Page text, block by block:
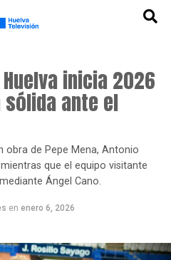
inicia 2026
ante el
obra de Pepe Mena, Antonio
que el equipo visitante
Ángel Cano.
en enero 6, 2026